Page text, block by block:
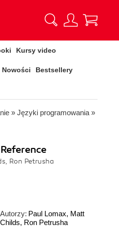
Kursy video
Nowości Bestsellery
» Języki programowania »
Ron Petrusha
Autorzy: Paul Lomax, Matt
Childs, Ron Petrusha